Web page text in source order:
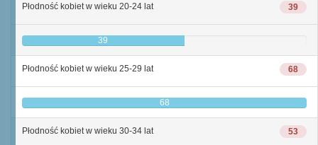
39
Płodność kobiet w wieku 20-24 lat
39
68
Płodność kobiet w wieku 25-29 lat
68
53
Płodność kobiet w wieku 30-34 lat